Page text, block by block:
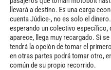
llevará a destino. Es una carga
cuenta Júdice-, no es solo el
esperando un colectivo específico,
aparece, llega muy recargado. Si
tendrá la opción de tomar el
en otras partes podrá tomar otro,
común de su propio recorrido.